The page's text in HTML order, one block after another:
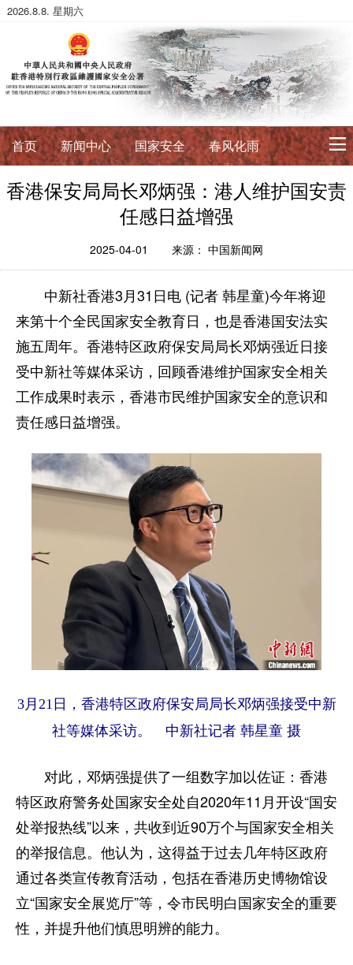
2026.8.8. 星期六
首页 新闻中心 国家安全 春风化雨
初心使命
公署简介 署长寄语
法治典范
护航伟业 法政论丛 法治进行时
法律数据库
香港国安法
国安案例 环球视角
家国在怀
驻港情深 山河锦绣
香港保安局局长邓炳强：港人维护国安责
任感日益增强
2025-04-01 来源： 中国新闻网
中新社香港3月31日电 (记者 韩星童)今年将迎
来第十个全民国家安全教育日，也是香港国安法实
施五周年。香港特区政府保安局局长邓炳强近日接
受中新社等媒体采访，回顾香港维护国家安全相关
工作成果时表示，香港市民维护国家安全的意识和
责任感日益增强。
3月21日，香港特区政府保安局局长邓炳强接受中新
社等媒体采访。 中新社记者 韩星童 摄
对此，邓炳强提供了一组数字加以佐证：香港
特区政府警务处国家安全处自2020年11月开设“国安
处举报热线”以来，共收到近90万个与国家安全相关
的举报信息。他认为，这得益于过去几年特区政府
通过各类宣传教育活动，包括在香港历史博物馆设
立“国家安全展览厅”等，令市民明白国家安全的重要
性，并提升他们慎思明辨的能力。